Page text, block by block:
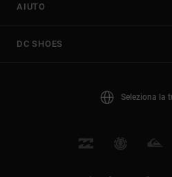
AIUTO
DC SHOES
Seleziona la